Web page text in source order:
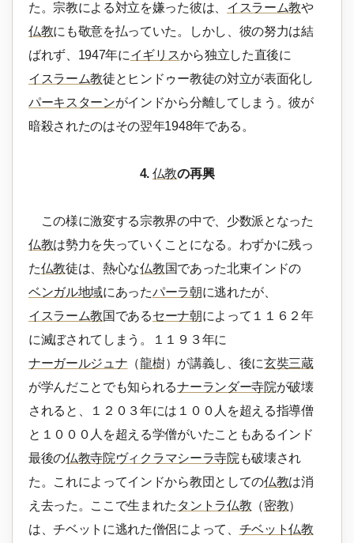
た。宗教による対立を嫌った彼は、 イスラーム教や
仏教にも敬意を払っていた。しかし、彼の努力は結
ばれず、1947年にイギリスから独立した直後に
イスラーム教徒とヒンドゥー教徒の対立が表面化し
パーキスターンがインドから分離してしまう。彼が
暗殺されたのはその翌年1948年である。
4. 仏教の再興
この様に激変する宗教界の中で、少数派となった
仏教は勢力を失っていくことになる。わずかに残っ
た仏教徒は、熱心な仏教国であった北東インドの
ベンガル地域にあったパーラ朝に逃れたが、
イスラーム教国であるセーナ朝によって１１６２年
に滅ぼされてしまう。１１９３年に
ナーガールジュナ （龍樹）が講義し、後に玄奘三蔵
が学んだことでも知られるナーランダー寺院が破壊
されると、１２０３年には１００人を超える指導僧
と１０００人を超える学僧がいたこともあるインド
最後の仏教寺院ヴィクラマシーラ寺院 も破壊され
た。これによってインドから教団としての仏教は消
え去った。ここで生まれた タントラ仏教 （密教）
は、チベットに逃れた僧侶によって、 チベット仏教